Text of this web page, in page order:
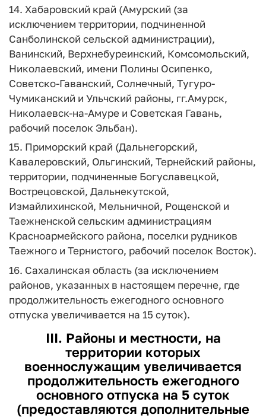
14. Хабаровский край (Амурский (за
исключением территории, подчиненной
Санболинской сельской администрации),
Ванинский, Верхнебуреинский, Комсомольский,
Николаевский, имени Полины Осипенко,
Советско-Гаванский, Солнечный, Тугуро-
Чумиканский и Ульчский районы, гг.Амурск,
Николаевск-на-Амуре и Советская Гавань,
рабочий поселок Эльбан).
15. Приморский край (Дальнегорский,
Кавалеровский, Ольгинский, Тернейский районы,
территории, подчиненные Богуславецкой,
Вострецовской, Дальнекутской,
Измайлихинской, Мельничной, Рощенской и
Таежненской сельским администрациям
Красноармейского района, поселки рудников
Таежного и Тернистого, рабочий поселок Восток).
16. Сахалинская область (за исключением
районов, указанных в настоящем перечне, где
продолжительность ежегодного основного
отпуска увеличивается на 15 суток).
III. Районы и местности, на
территории которых
военнослужащим увеличивается
продолжительность ежегодного
основного отпуска на 5 суток
(предоставляются дополнительные